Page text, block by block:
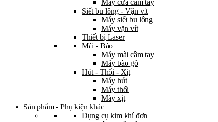
Máy cưa cầm tay
Siết bu lông - Vặn vít
Máy siết bu lông
Máy vặn vít
Thiết bị Laser
Mài - Bào
Máy mài cầm tay
Máy bào gỗ
Hút - Thổi - Xịt
Máy hút
Máy thổi
Máy xịt
Sản phẩm - Phụ kiện khác
Dụng cụ kim khí đơn